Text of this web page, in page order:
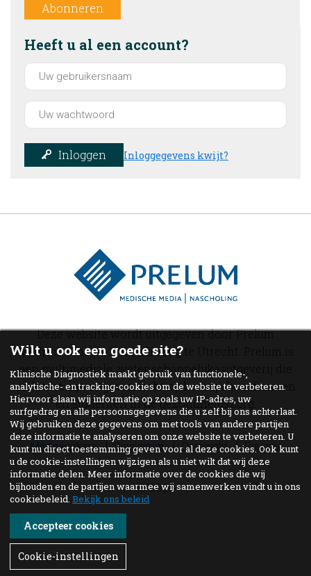
Abonneren
Heeft u al een account?
Inloggen Inloggegevens kwijt?
Deze website wordt uitgegeven door Prelum
Medische media & nascholing te Utrecht. Prelum is
een multimediale, wetenschappelijke uitgeverij die
zich met zijn uitgaven richt op beroepsbeoefenaren
en studenten in de gezondheidszorg.
Medewerkers Disclaimer Copyright Privacy
© 2026
Wilt u ook een goede site?
Klinische Diagnostiek maakt gebruik van functionele-,
analytische- en tracking-cookies om de website te verbeteren.
Hiervoor slaan wij informatie op zoals uw IP-adres, uw
surfgedrag en alle persoonsgegevens die u zelf bij ons achterlaat.
Wij gebruiken deze gegevens om met tools van andere partijen
deze informatie te analyseren om onze website te verbeteren. U
kunt nu direct toestemming geven voor al deze cookies. Ook kunt
u de cookie-instellingen wijzigen als u niet wilt dat wij deze
informatie delen. Meer informatie over de cookies die wij
bijhouden en de partijen waarmee wij samenwerken vindt u in ons
cookiebeleid.Bekijk ons beleid
Accepteer cookies
Cookie-instellingen